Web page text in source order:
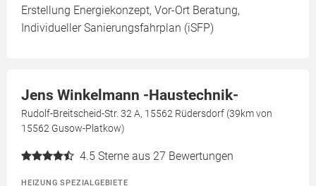
Erstellung Energiekonzept, Vor-Ort Beratung,
Individueller Sanierungsfahrplan (iSFP)
Jens Winkelmann -Haustechnik-
Rudolf-Breitscheid-Str. 32 A, 15562 Rüdersdorf (39km von
15562 Gusow-Platkow)
4.5 Sterne aus 27 Bewertungen
HEIZUNG SPEZIALGEBIETE